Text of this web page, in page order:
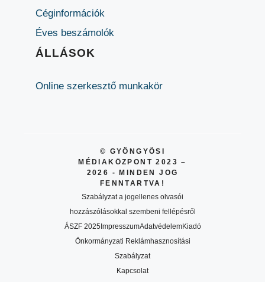
Céginformációk
Éves beszámolók
ÁLLÁSOK
Online szerkesztő munkakör
© GYÖNGYÖSI
MÉDIAKÖZPONT 2023 –
2026 - MINDEN JOG
FENNTARTVA!
Szabályzat a jogellenes olvasói
hozzászólásokkal szembeni fellépésről
ÁSZF 2025ImpresszumAdatvédelemKiadó
Önkormányzati Reklámhasznosítási
Szabályzat
Kapcsolat